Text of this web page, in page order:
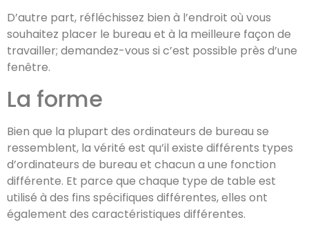
D’autre part, réfléchissez bien à l’endroit où vous
souhaitez placer le bureau et à la meilleure façon de
travailler; demandez-vous si c’est possible près d’une
fenêtre.
La forme
Bien que la plupart des ordinateurs de bureau se
ressemblent, la vérité est qu’il existe différents types
d’ordinateurs de bureau et chacun a une fonction
différente. Et parce que chaque type de table est
utilisé à des fins spécifiques différentes, elles ont
également des caractéristiques différentes.